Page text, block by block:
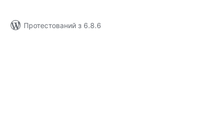
Протестований з 6.8.6